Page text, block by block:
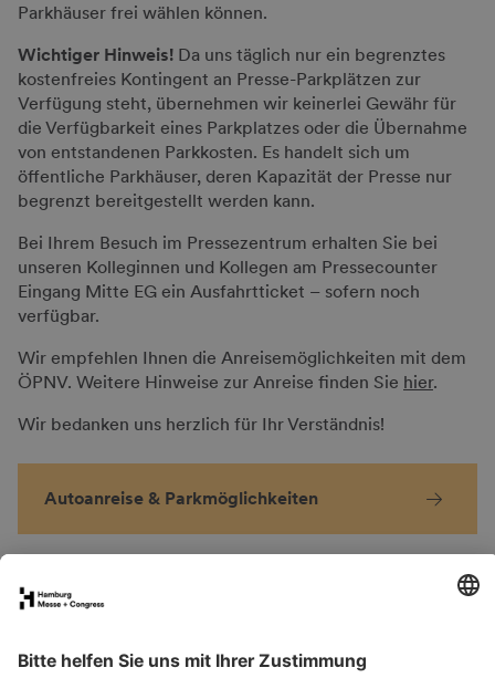
Parkhäuser frei wählen können.
Wichtiger Hinweis! Da uns täglich nur ein begrenztes
kostenfreies Kontingent an Presse-Parkplätzen zur
Verfügung steht, übernehmen wir keinerlei Gewähr für
die Verfügbarkeit eines Parkplatzes oder die Übernahme
von entstandenen Parkkosten. Es handelt sich um
öffentliche Parkhäuser, deren Kapazität der Presse nur
begrenzt bereitgestellt werden kann.
Bei Ihrem Besuch im Pressezentrum erhalten Sie bei
unseren Kolleginnen und Kollegen am Pressecounter
Eingang Mitte EG ein Ausfahrtticket – sofern noch
verfügbar.
Wir empfehlen Ihnen die Anreisemöglichkeiten mit dem
ÖPNV. Weitere Hinweise zur Anreise finden Sie hier.
Wir bedanken uns herzlich für Ihr Verständnis!
Autoanreise & Parkmöglichkeiten